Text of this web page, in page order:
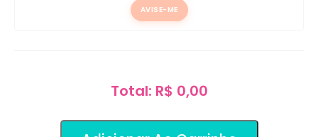
AVISE-ME
Total: R$ 0,00